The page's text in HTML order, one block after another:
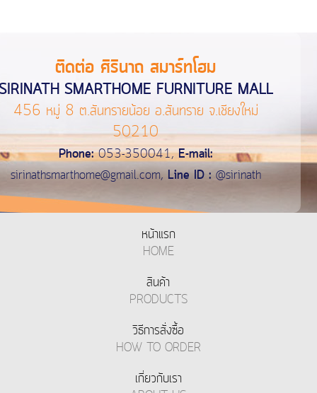
ติดต่อ ศิรินาถ สมาร์ทโฮม
SMARTHOME FURNITURE MALL
456 หมู่ 8 ต.สันทรายน้อย อ.สันทราย จ.เชียงใหม่
50210
Phone:053-350041,E-mail:
sirinathsmarthome@gmail.com,Line ID :@sirinath
หน้าแรก
HOME
สินค้า
PRODUCTS
วิธีการสั่งซื้อ
HOW TO ORDER
เกี่ยวกับเรา